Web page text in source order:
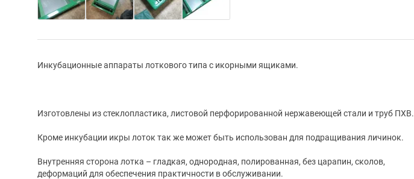
Инкубационные аппараты лоткового типа с икорными ящиками.
Изготовлены из стеклопластика, листовой перфорированной нержавеющей стали и труб ПХВ.
Кроме инкубации икры лоток так же может быть использован для подращивания личинок.
Внутренняя сторона лотка – гладкая, однородная, полированная, без царапин, сколов,
деформаций для обеспечения практичности в обслуживании.